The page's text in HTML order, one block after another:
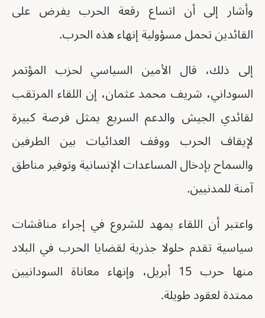
وأشار إلى أن اتساع رقعة الحرب يفرض على
القائدين تحمل مسؤولية إنهاء هذه الحرب.
إلى ذلك، قال الأمين السياسي لحزب المؤتمر
السوداني، شريف محمد عثمان، إن اللقاء المرتقب
لقائدي الجيش والدعم السريع يمثل فرصة كبيرة
لإيقاف الحرب ووقف العدائيات بين الطرفين
والسماح بإدخال المساعدات الإنسانية وتوفير مناطق
آمنة للمدنيين.
واعتبر أن اللقاء يمهد للشروع في إجراء مناقشات
سياسية تقدم حلولا جذرية لقضايا الحرب في البلاد
منها حرب 15 أبريل، وإنهاء معاناة السودانيين
ممتدة لعقود طويلة.